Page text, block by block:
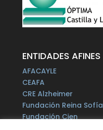
ENTIDADES AFINES
AFACAYLE
CEAFA
CRE Alzheimer
Fundación Reina Sofía
Fundación Cien